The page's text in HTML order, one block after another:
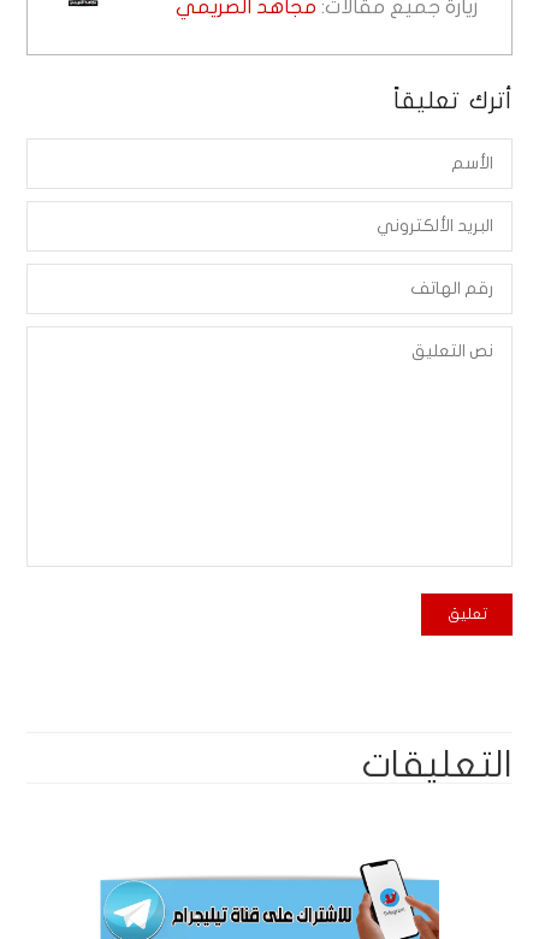
زيارة جميع مقالات: مجاهد الصريمي
أترك تعليقاً
التعليقات